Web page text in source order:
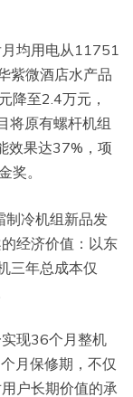
均用电从11751
紫微酒店水产品
降至2.4万元，
将原有螺杆机组
效果达37%，项
奖。
制冷机组新品发
经济价值：以东
三年总成本仅
现36个月整机
月保修期，不仅
户长期价值的承